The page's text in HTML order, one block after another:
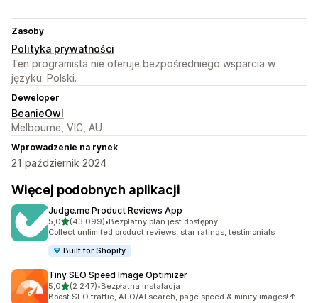
Zasoby
Polityka prywatności
Ten programista nie oferuje bezpośredniego wsparcia w
języku: Polski.
Deweloper
BeanieOwl
Melbourne, VIC, AU
Wprowadzenie na rynek
21 październik 2024
Więcej podobnych aplikacji
Judge.me Product Reviews App
5,0na 5 gwiazdek
(43 099)
Łączna liczba recenzji: 43099
•Bezpłatny plan jest dostępny
Collect unlimited product reviews, star ratings, testimonials
Built for Shopify
Tiny SEO Speed Image Optimizer
5,0na 5 gwiazdek
(2 247)
Łączna liczba recenzji: 2247
•Bezpłatna instalacja
Boost SEO traffic, AEO/AI search, page speed & minify images!↑